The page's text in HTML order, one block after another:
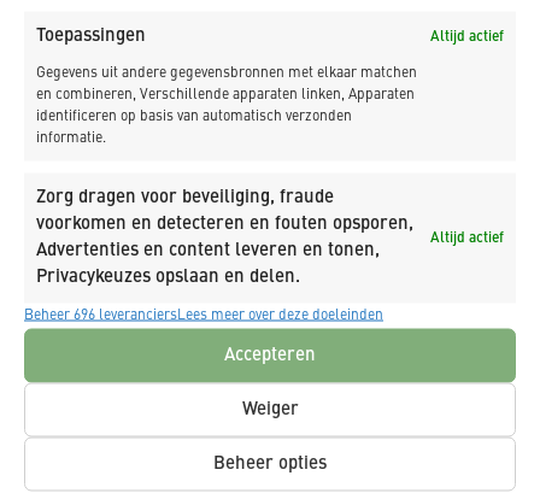
Toepassingen Altijd actief
Gegevens uit andere gegevensbronnen met elkaar matchen
en combineren, Verschillende apparaten linken, Apparaten
identificeren op basis van automatisch verzonden
informatie.
Zorg dragen voor beveiliging, fraude
voorkomen en detecteren en fouten opsporen,
Advertenties en content leveren en tonen,
Privacykeuzes opslaan en delen.
Altijd actief
Beheer 696 leveranciersLees meer over deze doeleinden
Accepteren
Weiger
Beheer opties